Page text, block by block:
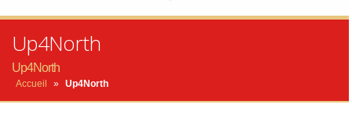
Up4North
Up4North
Accueil » Up4North